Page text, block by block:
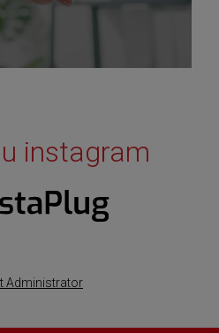
instagram
Administrator